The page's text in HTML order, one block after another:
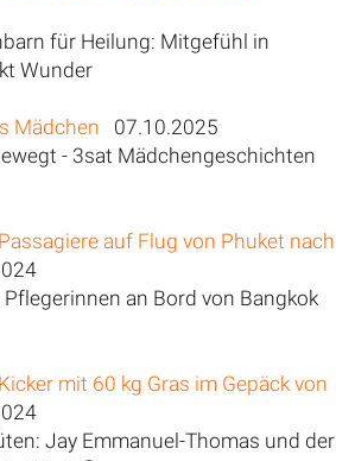
für Heilung: Mitgefühl in
Wunder
Mädchen 07.10.2025
- 3sat Mädchengeschichten
auf Flug von Phuket nach
an Bord von Bangkok
mit 60 kg Gras im Gepäck von
Jay Emmanuel-Thomas und der